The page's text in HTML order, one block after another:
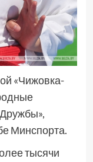
«Чижовка-
Минспорта.
тысячи